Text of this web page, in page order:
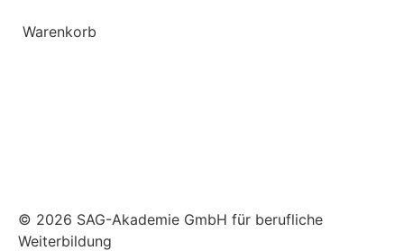
Warenkorb
© 2026 SAG-Akademie GmbH für berufliche
Weiterbildung